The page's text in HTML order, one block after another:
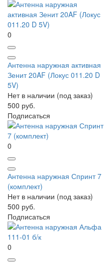
0
Антенна наружная активная
Зенит 20AF (Локус 011.20 D
5V)
Нет в наличии (под заказ)
500 руб.
Подписаться
0
Антенна наружная Спринт 7
(комплект)
Нет в наличии (под заказ)
500 руб.
Подписаться
0